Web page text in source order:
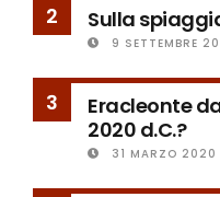
2 Sulla
9 SETTEMBRE
3
Eracleonte
2020 d.C.?
31 MARZO 2020